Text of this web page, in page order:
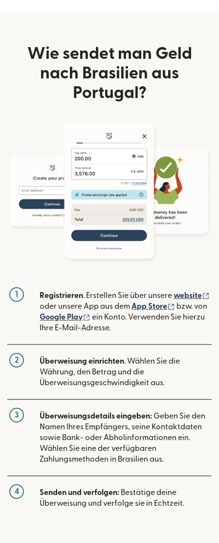
Wie sendet man Geld
nach Brasilien aus
Portugal?
1 Registrieren. Erstellen Sie über unserewebsite
oder unsere App aus demApp Store (wird in
bzw. von
Google Play
(wird in einem neuen Fenster
ein Konto. Verwenden Sie hierzu
Ihre E-Mail-Adresse.
2 Überweisung einrichten. Wählen Sie die
Währung, den Betrag und die
Überweisungsgeschwindigkeit aus.
3 Überweisungsdetails eingeben: Geben Sie den
Namen Ihres Empfängers, seine Kontaktdaten
sowie Bank- oder Abholinformationen ein.
Wählen Sie eine der verfügbaren
Zahlungsmethoden in Brasilien aus.
4 Senden und verfolgen: Bestätige deine
Überweisung und verfolge sie in Echtzeit.